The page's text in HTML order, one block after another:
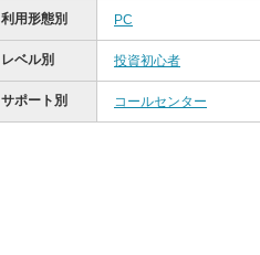
利用形態別 PC
レベル別 投資初心者
サポート別 コールセンター